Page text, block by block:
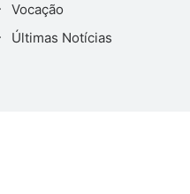
Vocação
Últimas Notícias